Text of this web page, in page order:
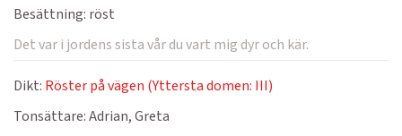
Besättning: röst
Det var i jordens sista vår du vart mig dyr och kär.
Dikt: Röster på vägen (Yttersta domen: III)
Tonsättare:Adrian, Greta